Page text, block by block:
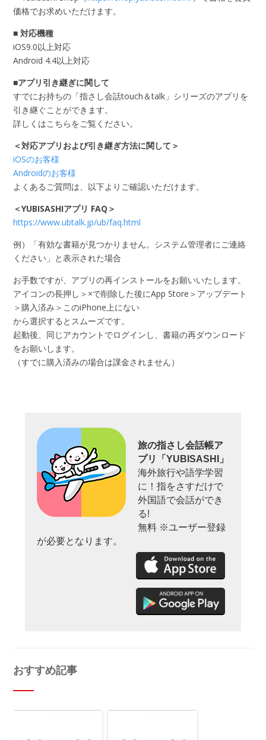
価格でお求めいただけます。
■ 対応機種
iOS9.0以上対応
Android 4.4以上対応
■アプリ引き継ぎに関して
すでにお持ちの「指さし会話touch＆talk」シリーズのアプリを
引き継ぐことができます。
詳しくはこちらをご覧ください。
＜対応アプリおよび引き継ぎ方法に関して＞
iOSのお客様
Androidのお客様
よくあるご質問は、以下よりご確認いただけます。
＜YUBISASHIアプリ FAQ＞
https://www.ubtalk.jp/ub/faq.html
例）「有効な書籍が見つかりません。システム管理者にご連絡
ください」と表示された場合
お手数ですが、アプリの再インストールをお願いいたします。
アイコンの長押し＞×で削除した後にApp Store＞アップデート
＞購入済み＞このiPhone上にない
から選択するとスムーズです。
起動後、同じアカウントでログインし、書籍の再ダウンロード
をお願いします。
（すでに購入済みの場合は課金されません）
旅の指さし会話帳ア
プリ「YUBISASHI」
海外旅行や語学学習
に！指をさすだけで
外国語で会話ができ
る!
無料 ※ユーザー登録
が必要となります。
おすすめ記事